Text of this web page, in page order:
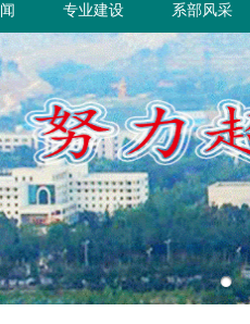
专业建设
专业设置
方案标准建设
教材课程建设
师资队伍建设
实训资源建设
学生技能大赛
系部风采
电气工程系
电气自动化系
动力工程系
计量工程系
信息工程系
基础教学部